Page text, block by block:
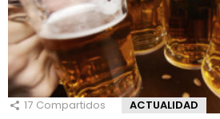
17 Compartidos ACTUALIDAD